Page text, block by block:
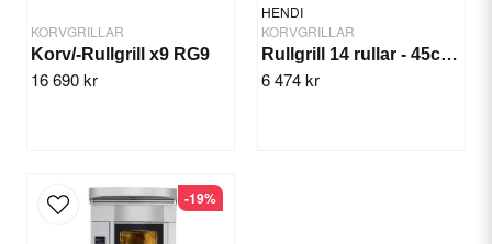
KORVGRILLAR
Korv/-Rullgrill x9 RG9
16 690 kr
HENDI
KORVGRILLAR
Rullgrill 14 rullar - 45cm 2 zoner
6 474 kr
-19%